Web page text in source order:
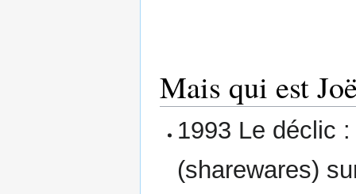
Mais qui est
1993 Le déclic
(sharewares)